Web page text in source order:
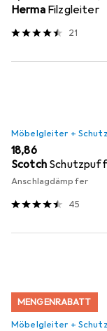
Herma Filzgleiter
21
Möbelgleiter +
EUR
18,86
Scotch
Anschlagdämpfer
45
MENGENRABATT
Möbelgleiter +